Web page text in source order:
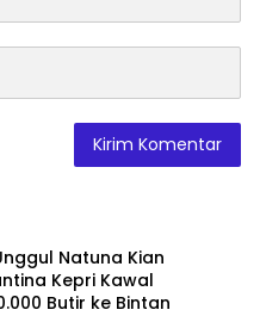
Natuna Kian
Kepri Kawal
Butir ke Bintan